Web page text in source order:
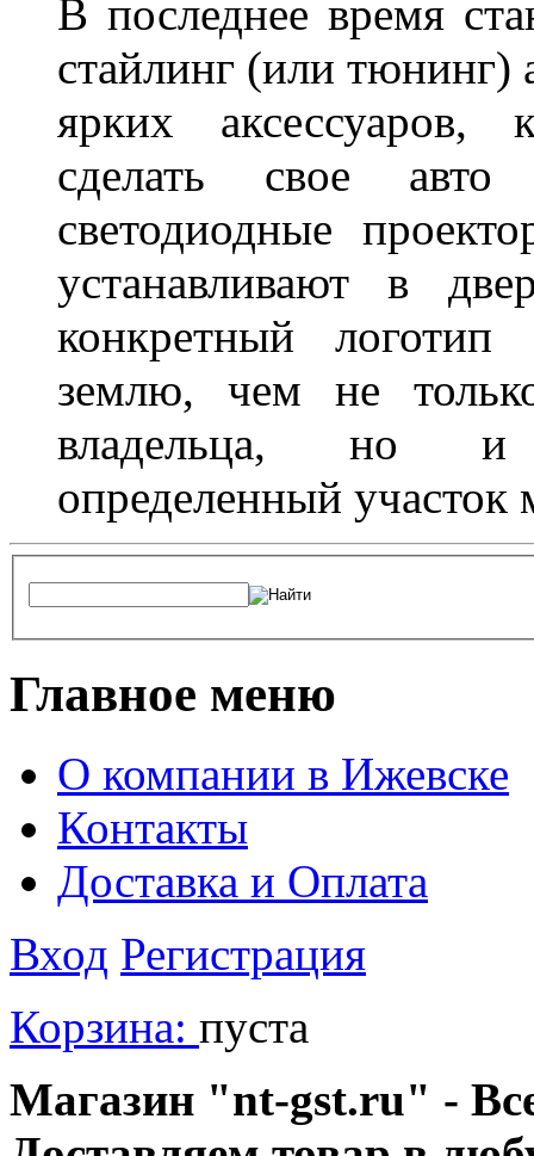
В последнее время
стайлинг (или тюнинг)
ярких аксессуаров,
сделать свое
светодиодные
устанавливают в
конкретный логотип
землю, чем не
владельца, но и
определенный участок
Главное меню
О компании в Ижевске
Контакты
Доставка и Оплата
Вход Регистрация
Корзина: пуста
Магазин "nt-gst.ru" -